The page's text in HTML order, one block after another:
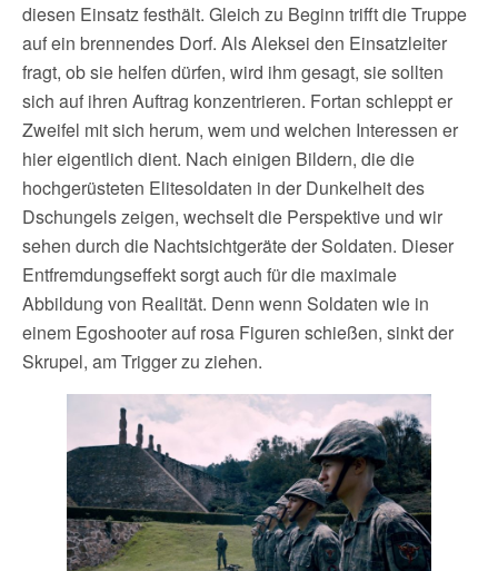
diesen Einsatz festhält. Gleich zu Beginn trifft die Truppe
auf ein brennendes Dorf. Als Aleksei den Einsatzleiter
fragt, ob sie helfen dürfen, wird ihm gesagt, sie sollten
sich auf ihren Auftrag konzentrieren. Fortan schleppt er
Zweifel mit sich herum, wem und welchen Interessen er
hier eigentlich dient. Nach einigen Bildern, die die
hochgerüsteten Elitesoldaten in der Dunkelheit des
Dschungels zeigen, wechselt die Perspektive und wir
sehen durch die Nachtsichtgeräte der Soldaten. Dieser
Entfremdungseffekt sorgt auch für die maximale
Abbildung von Realität. Denn wenn Soldaten wie in
einem Egoshooter auf rosa Figuren schießen, sinkt der
Skrupel, am Trigger zu ziehen.